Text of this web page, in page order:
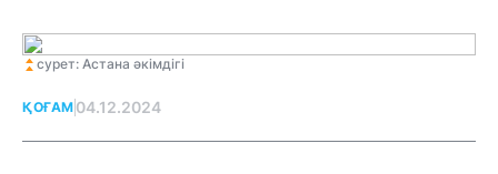
сурет: Астана әкімдігі
ҚОҒАМ 04.12.2024